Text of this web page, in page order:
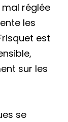
réglée
les
est
sur les
se